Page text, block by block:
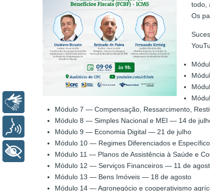
todo,
Os
Módulo 7 — Compensação, Ressarcimento,
Módulo 8 — Simples Nacional e MEI — 14 de
Módulo 9 — Economia Digital — 21 de julho
Módulo 10 — Regimes Diferenciados e
Módulo 11 — Planos de Assistência à Saúde e
Módulo 12 — Serviços Financeiros — 11 de
Módulo 13 — Bens Imóveis — 18 de agosto
Módulo 14 — Agronegócio e cooperativismo
+ Acessibilidade